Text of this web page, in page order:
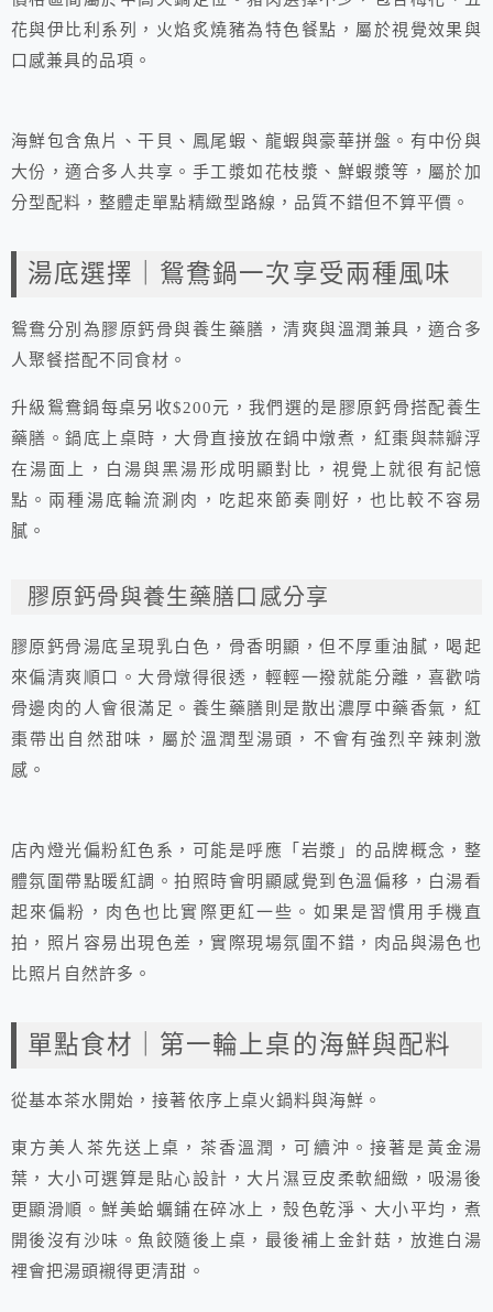
花與伊比利系列，火焰炙燒豬為特色餐點，屬於視覺效果與
口感兼具的品項。
海鮮包含魚片、干貝、鳳尾蝦、龍蝦與豪華拼盤。有中份與
大份，適合多人共享。手工漿如花枝漿、鮮蝦漿等，屬於加
分型配料，整體走單點精緻型路線，品質不錯但不算平價。
湯底選擇｜鴛鴦鍋一次享受兩種風味
鴛鴦分別為膠原鈣骨與養生藥膳，清爽與溫潤兼具，適合多
人聚餐搭配不同食材。
升級鴛鴦鍋每桌另收$200元，我們選的是膠原鈣骨搭配養生
藥膳。鍋底上桌時，大骨直接放在鍋中燉煮，紅棗與蒜瓣浮
在湯面上，白湯與黑湯形成明顯對比，視覺上就很有記憶
點。兩種湯底輪流涮肉，吃起來節奏剛好，也比較不容易
膩。
膠原鈣骨與養生藥膳口感分享
膠原鈣骨湯底呈現乳白色，骨香明顯，但不厚重油膩，喝起
來偏清爽順口。大骨燉得很透，輕輕一撥就能分離，喜歡啃
骨邊肉的人會很滿足。養生藥膳則是散出濃厚中藥香氣，紅
棗帶出自然甜味，屬於溫潤型湯頭，不會有強烈辛辣刺激
感。
店內燈光偏粉紅色系，可能是呼應「岩漿」的品牌概念，整
體氛圍帶點暖紅調。拍照時會明顯感覺到色溫偏移，白湯看
起來偏粉，肉色也比實際更紅一些。如果是習慣用手機直
拍，照片容易出現色差，實際現場氛圍不錯，肉品與湯色也
比照片自然許多。
單點食材｜第一輪上桌的海鮮與配料
從基本茶水開始，接著依序上桌火鍋料與海鮮。
東方美人茶先送上桌，茶香溫潤，可續沖。接著是黃金湯
葉，大小可選算是貼心設計，大片濕豆皮柔軟細緻，吸湯後
更顯滑順。鮮美蛤蠣鋪在碎冰上，殼色乾淨、大小平均，煮
開後沒有沙味。魚餃隨後上桌，最後補上金針菇，放進白湯
裡會把湯頭襯得更清甜。